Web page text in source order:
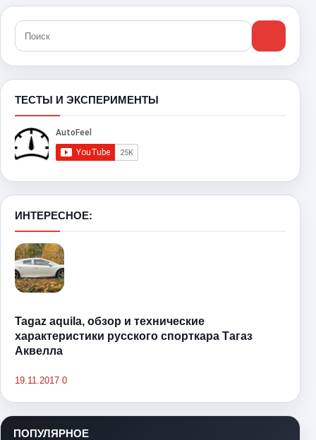
ТЕСТЫ И ЭКСПЕРИМЕНТЫ
ИНТЕРЕСНОЕ:
Tagaz aquila, обзор и технические
характеристики русского спорткара Тагаз
Аквелла
19.11.2017 0
ПОПУЛЯРНОЕ